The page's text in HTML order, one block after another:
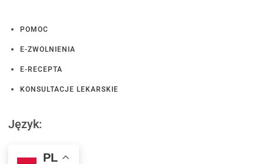
POMOC
E-ZWOLNIENIA
E-RECEPTA
KONSULTACJE LEKARSKIE
Język:
PL